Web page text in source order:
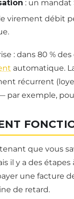
: un mandat
virement débit
: dans 80 %
automatique.
récurrent
par exemple,
que vous
il y a des étapes
une facture
de retard.